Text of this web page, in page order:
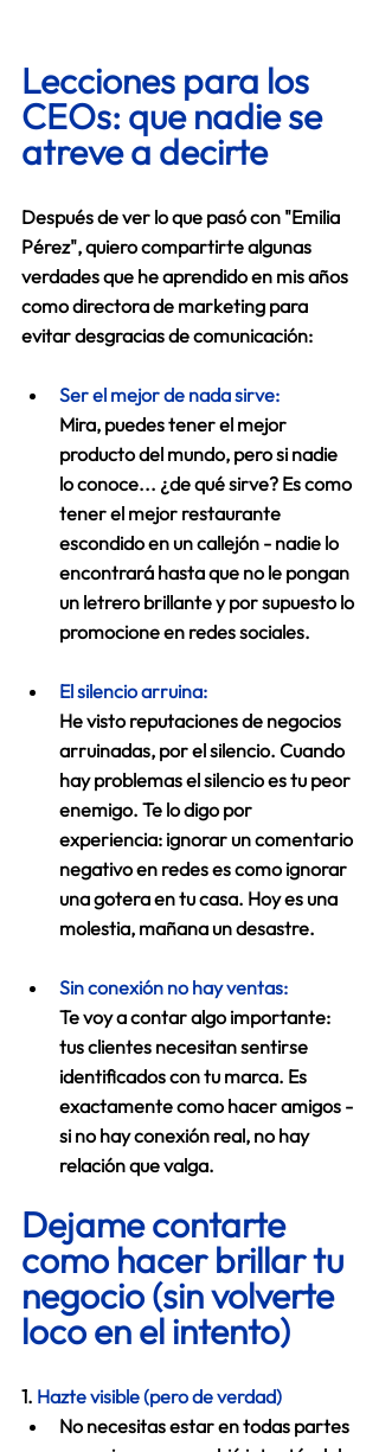
Lecciones para los
CEOs: que nadie se
atreve a decirte
Después de ver lo que pasó con "Emilia
Pérez", quiero compartirte algunas
verdades que he aprendido en mis años
como directora de marketing para
evitar desgracias de comunicación:
Ser el mejor de nada sirve:
Mira, puedes tener el mejor
producto del mundo, pero si nadie
lo conoce... ¿de qué sirve? Es como
tener el mejor restaurante
escondido en un callejón - nadie lo
encontrará hasta que no le pongan
un letrero brillante y por supuesto lo
promocione en redes sociales.
El silencio arruina:
He visto reputaciones de negocios
arruinadas, por el silencio. Cuando
hay problemas el silencio es tu peor
enemigo. Te lo digo por
experiencia: ignorar un comentario
negativo en redes es como ignorar
una gotera en tu casa. Hoy es una
molestia, mañana un desastre.
Sin conexión no hay ventas:
Te voy a contar algo importante:
tus clientes necesitan sentirse
identificados con tu marca. Es
exactamente como hacer amigos -
si no hay conexión real, no hay
relación que valga.
Dejame contarte
como hacer brillar tu
negocio (sin volverte
loco en el intento)
1. Hazte visible (pero de verdad)
No necesitas estar en todas partes